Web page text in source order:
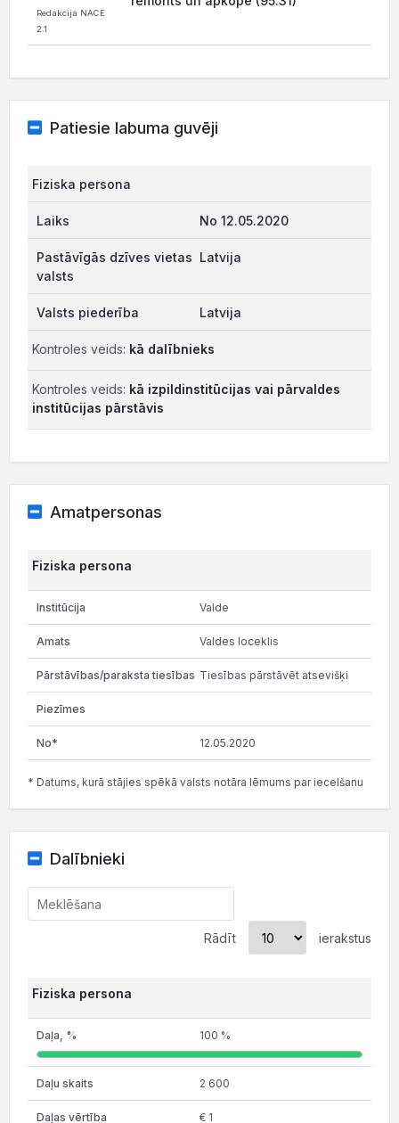
Redakcija NACE
2.1
Patiesie labuma guvēji
Fiziska persona
No 12.05.2020
Latvija
Latvija
Kontroles veids: kā dalībnieks
Kontroles veids: kā izpildinstitūcijas vai pārvaldes
institūcijas pārstāvis
Amatpersonas
Fiziska persona
Valde
Valdes loceklis
Tiesības pārstāvēt atsevišķi
12.05.2020
* Datums, kurā stājies spēkā valsts notāra lēmums par iecelšanu
Dalībnieki
Rādīt ierakstus
Fiziska persona
100 %
2 600
€ 1